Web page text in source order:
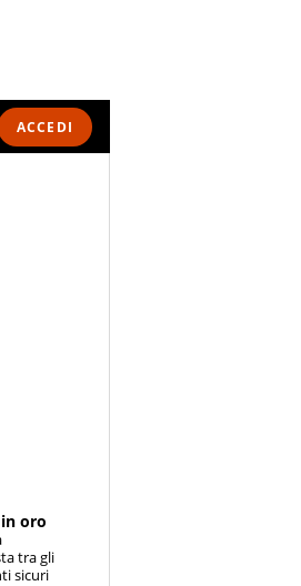
ACCEDI
oro
tra gli
sicuri